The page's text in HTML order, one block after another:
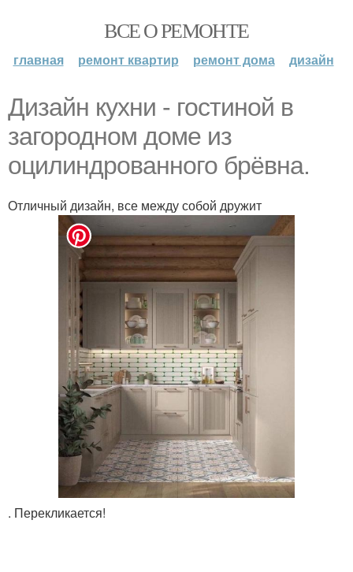
ВСЕ О РЕМОНТЕ
главная ремонт квартир ремонт дома дизайн
Дизайн кухни - гостиной в
загородном доме из
оцилиндрованного брёвна.
Отличный дизайн, все между собой дружит
. Перекликается!